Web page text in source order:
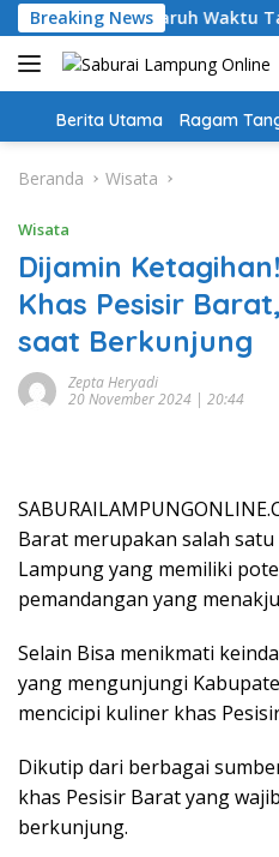
Langsung
ke
konten
Breaking News
Guru PPPK Paruh Waktu
Home
Berita Utama Ragam
Beranda Wisata
Wisata
Dijamin
Khas Pesisir
saat Berkunjung
Zepta Heryadi
20 November 2024 | 20:44
Barat merupakan salah
Lampung yang memiliki
pemandangan yang
Selain Bisa menikmati
yang mengunjungi
mencicipi kuliner khas
Dikutip dari berbagai
khas Pesisir Barat yang
berkunjung.